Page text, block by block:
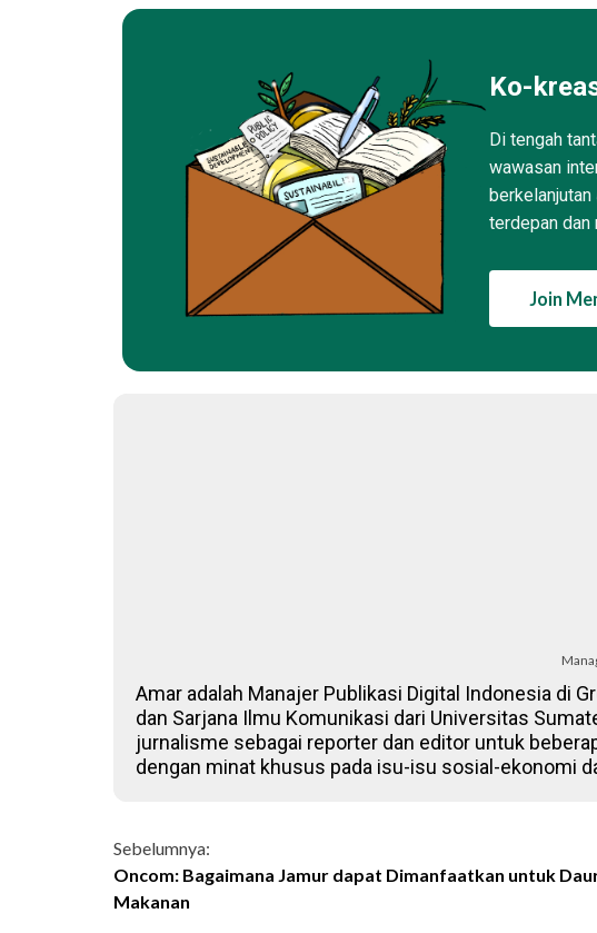
Ko-
Di tengah
wawasan
berkelanjutan
terdepan dan
Join
Amar adalah Manajer Publikasi Digital Indonesia di
dan Sarjana Ilmu Komunikasi dari Universitas
jurnalisme sebagai reporter dan editor untuk
dengan minat khusus pada isu-isu sosial-ekonomi
Continue
Reading
Sebelumnya:
Oncom: Bagaimana Jamur dapat Dimanfaatkan untuk
Makanan